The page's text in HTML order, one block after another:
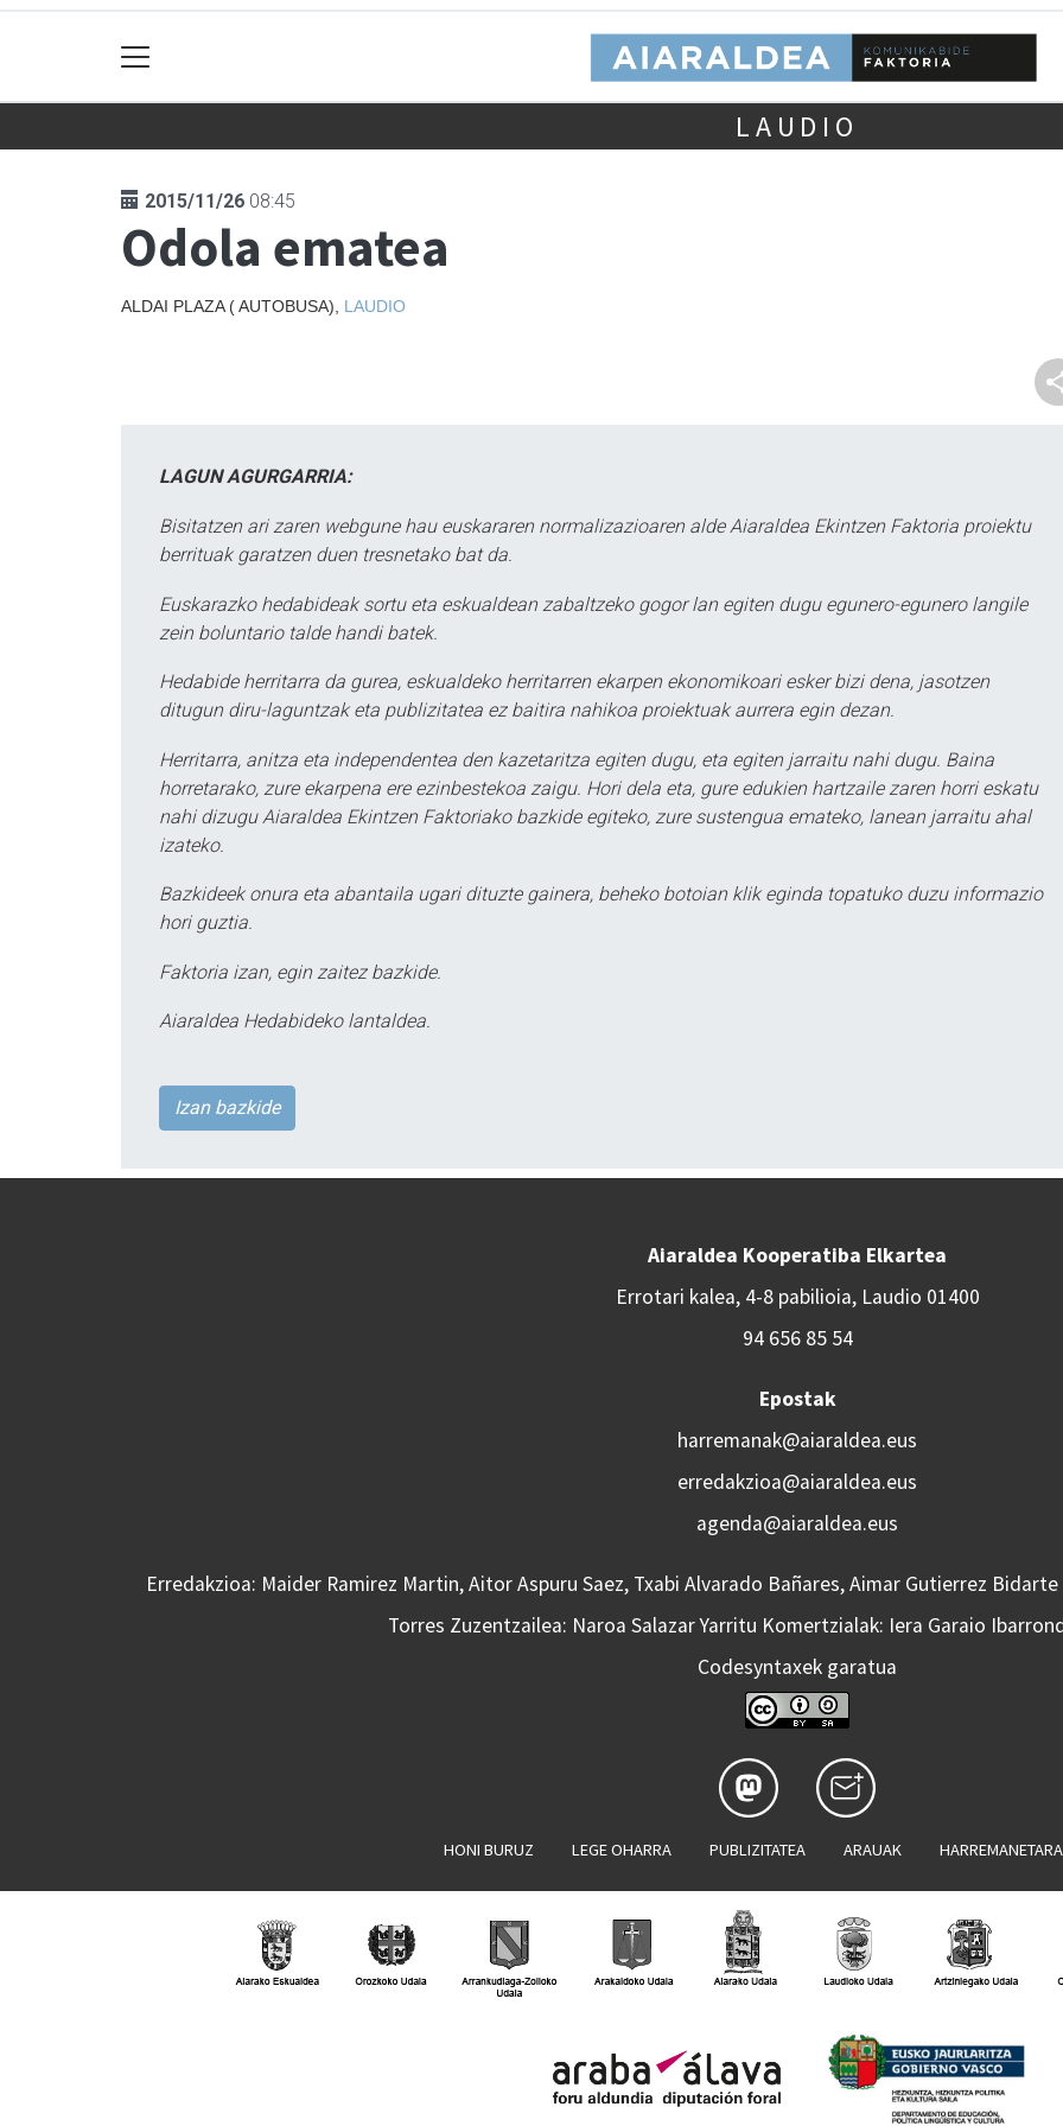
LAUDIO
2015/11/26 08:45
Odola ematea
ALDAI PLAZA ( AUTOBUSA), LAUDIO
LAGUN AGURGARRIA:
Bisitatzen ari zaren webgune hau euskararen normalizazioaren alde Aiaraldea Ekintzen Faktoria proiektu
berrituak garatzen duen tresnetako bat da.
Euskarazko hedabideak sortu eta eskualdean zabaltzeko gogor lan egiten dugu egunero-egunero langile
zein boluntario talde handi batek.
Hedabide herritarra da gurea, eskualdeko herritarren ekarpen ekonomikoari esker bizi dena, jasotzen
ditugun diru-laguntzak eta publizitatea ez baitira nahikoa proiektuak aurrera egin dezan.
Herritarra, anitza eta independentea den kazetaritza egiten dugu, eta egiten jarraitu nahi dugu. Baina
horretarako, zure ekarpena ere ezinbestekoa zaigu. Hori dela eta, gure edukien hartzaile zaren horri eskatu
nahi dizugu Aiaraldea Ekintzen Faktoriako bazkide egiteko, zure sustengua emateko, lanean jarraitu ahal
izateko.
Bazkideek onura eta abantaila ugari dituzte gainera, beheko botoian klik eginda topatuko duzu informazio
hori guztia.
Faktoria izan, egin zaitez bazkide.
Aiaraldea Hedabideko lantaldea.
Izan bazkide
Aiaraldea Kooperatiba Elkartea
Errotari kalea, 4-8 pabilioia, Laudio 01400
94 656 85 54
Epostak
harremanak@aiaraldea.eus
erredakzioa@aiaraldea.eus
agenda@aiaraldea.eus
Erredakzioa: Maider Ramirez Martin, Aitor Aspuru Saez, Txabi Alvarado Bañares, Aimar Gutierrez
Torres Zuzentzailea: Naroa Salazar Yarritu Komertzialak: Iera Garaio
Codesyntaxek garatua
HONI BURUZ LEGE OHARRA PUBLIZITATEA ARAUAK